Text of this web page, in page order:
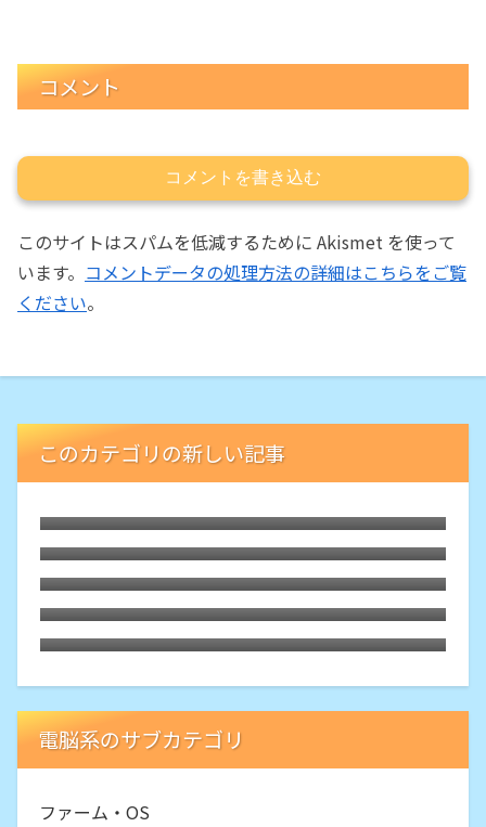
コメント
コメントを書き込む
このサイトはスパムを低減するために Akismet を使って
います。 コメントデータの処理方法の詳細はこちらをご覧
ください。
このカテゴリの新しい記事
LibreELECな古いHTPCでブルーレイが再
橋」という余生
枯れた自作PCにLubuntu 26.04をインスト
ール
HDMIオーディオ分離器でレガシー規格ホ
ームシアターが本領を発揮、その旋律に戦
慄
Debian 13 trixieをLXQtでASUS-X540YA
にインストールしてみた。懐かしくて軽快
Motorola Edge40にTPUスクリーンプロ
テクター
電脳系のサブカテゴリ
ファーム・OS